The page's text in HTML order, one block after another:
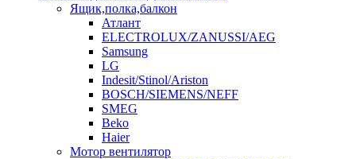
Ящик,полка,балкон
Атлант
ELECTROLUX/ZANUSSI/AEG
Samsung
LG
Indesit/Stinol/Ariston
BOSCH/SIEMENS/NEFF
SMEG
Beko
Haier
Мотор вентилятор